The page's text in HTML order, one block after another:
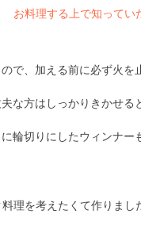
お料理する上で知ってい
で、加える前に必ず火を
な方はしっかりきかせる
輪切りにしたウィンナー
理を考えたくて作りまし